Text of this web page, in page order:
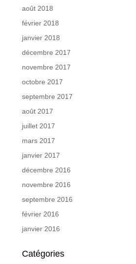
août 2018
février 2018
janvier 2018
décembre 2017
novembre 2017
octobre 2017
septembre 2017
août 2017
juillet 2017
mars 2017
janvier 2017
décembre 2016
novembre 2016
septembre 2016
février 2016
janvier 2016
Catégories